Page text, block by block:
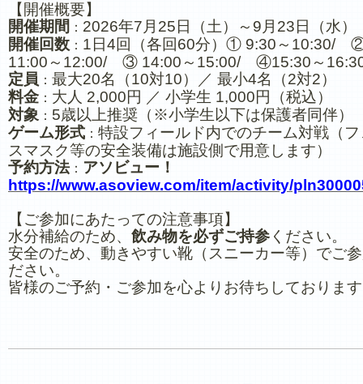
【開催概要】
開催期間 ： 2026年7月25日（土）～9月23日（水）
開催回数 ： 1日4回（各回60分）① 9:30～10:30/
11:00～12:00/ ③ 14:00～15:00/ ④15:30～
定員 ： 最大20名（10対10）／ 最小4名（2対2）
料金 ： 大人 2,000円 ／ 小学生 1,000円（税込）
対象 ： 5歳以上推奨（※小学生以下は保護者同伴）
ゲーム形式 ： 特設フィールド内でのチーム対戦（
スマスク等の安全装備は施設側で用意します）
予約方法： アソビュー！
https://www.asoview.com/item/activity/
【ご参加にあたっての注意事項】
水分補給のため、 飲み物を必ずご持参 ください。
安全のため、動きやすい靴（スニーカー等）でご
ださい。
皆様のご予約・ご参加を心よりお待ちしておりま